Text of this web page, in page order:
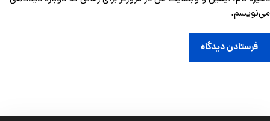
می‌نویسم.
فرستادن دیدگاه